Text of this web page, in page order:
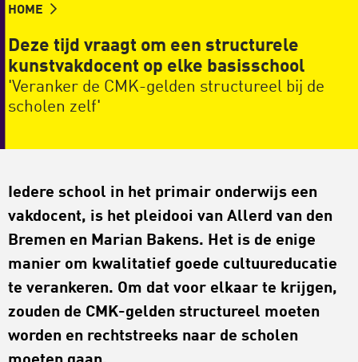
HOME
Deze tijd vraagt om een structurele
kunstvakdocent op elke basisschool
'Veranker de CMK-gelden structureel bij de
scholen zelf'
Iedere school in het primair onderwijs een
vakdocent, is het pleidooi van Allerd van den
Bremen en Marian Bakens. Het is de enige
manier om kwalitatief goede cultuureducatie
te verankeren. Om dat voor elkaar te krijgen,
zouden de CMK-gelden structureel moeten
worden en rechtstreeks naar de scholen